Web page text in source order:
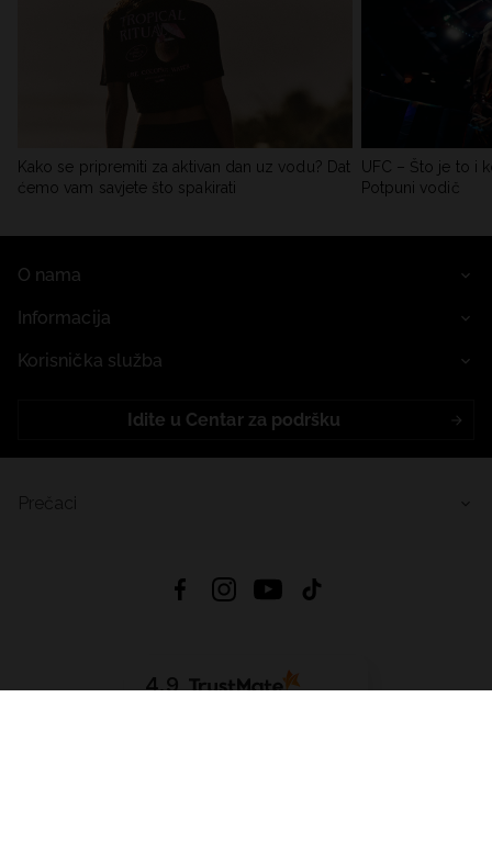
Kako se pripremiti za aktivan dan uz vodu? Dat
ćemo vam savjete što spakirati
UFC – Što je to i
Potpuni vodič
O nama
Informacija
Korisnička služba
Idite u Centar za podršku
4.9